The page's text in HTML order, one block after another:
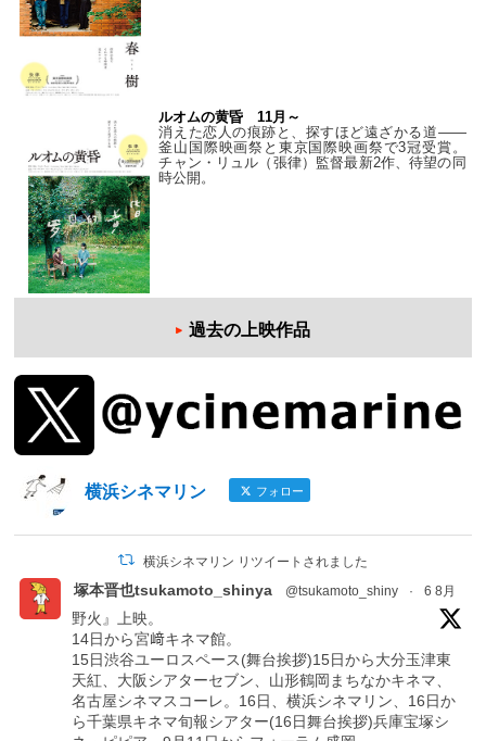
ルオムの黄昏 11月～
消えた恋人の痕跡と、探すほど遠ざかる道——
釜山国際映画祭と東京国際映画祭で3冠受賞。
チャン・リュル（張律）監督最新2作、待望の同
時公開。
過去の上映作品
横浜シネマリン フォロー
横浜シネマリン リツイートされました
塚本晋也tsukamoto_shinya @tsukamoto_shiny · 6 8月
野火』上映。
14日から宮﨑キネマ館。
15日渋谷ユーロスペース(舞台挨拶)15日から大分玉津東
天紅、大阪シアターセブン、山形鶴岡まちなかキネマ、
名古屋シネマスコーレ。16日、横浜シネマリン、16日か
ら千葉県キネマ旬報シアター(16日舞台挨拶)兵庫宝塚シ